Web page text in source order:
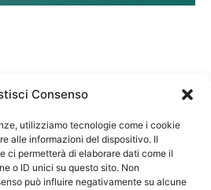
Consenso
utilizziamo tecnologie come i cookie
alle informazioni del dispositivo. Il
ci permetterà di elaborare dati come il
o ID unici su questo sito. Non
può influire negativamente su alcune
Degli Ordini dei Biologi:
80069130583
sito internet www.fnob.it: